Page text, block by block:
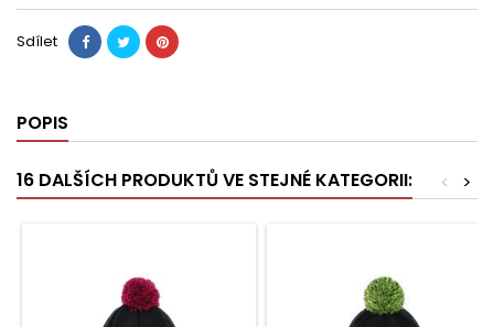
Sdílet
POPIS
16 DALŠÍCH PRODUKTŮ VE STEJNÉ KATEGORII: >
<